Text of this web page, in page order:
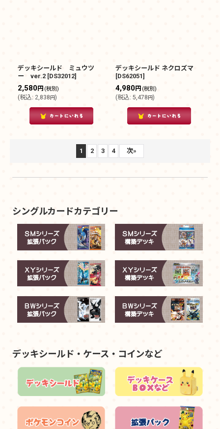
デッキシールド ミュウツ
ー ver.2 [DS32012]
2,580円 (税別)
(税込: 2,838円)
デッキシールド ネクロズマ
[DS62051]
4,980円 (税別)
(税込: 5,478円)
1 2 3 4 次»
シングルカードカテゴリー
デッキシールド・ケース・コインなど